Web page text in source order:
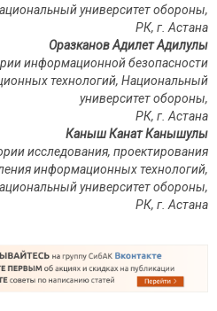
университет обороны,
РК, г. Астана
Оразканов Адилет Адилулы
информационной безопасности
технологий, Национальный
университет обороны,
РК, г. Астана
Каныш Канат Канышулы
исследования, проектирования
информационных технологий,
университет обороны,
РК, г. Астана